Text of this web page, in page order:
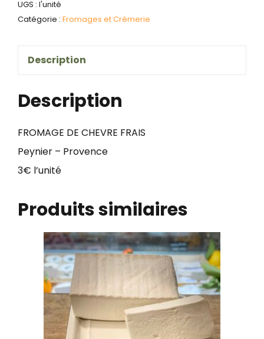
provence
UGS : l'unité
Catégorie : Fromages et Crèmerie
Description
Description
FROMAGE DE CHEVRE FRAIS
Peynier – Provence
3€ l’unité
Produits similaires